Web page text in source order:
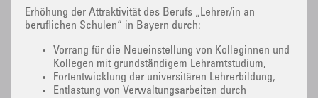
Erhöhung der Attraktivität des Berufs „Lehrer/in an
beruflichen Schulen“ in Bayern durch:
Vorrang für die Neueinstellung von Kolleginnen und
Kollegen mit grundständigem Lehramtstudium,
Fortentwicklung der universitären Lehrerbildung,
Entlastung von Verwaltungsarbeiten durch